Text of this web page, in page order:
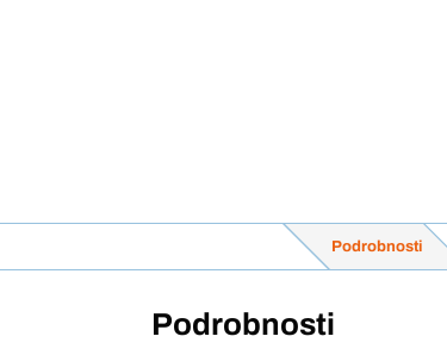
Podrobnosti
Podrobnosti